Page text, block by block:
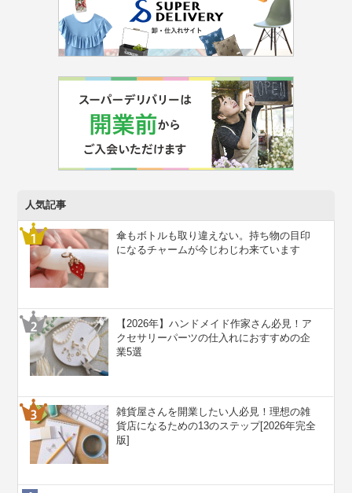
人気記事
傘もボトルも取り違えない。持ち物の目印
になるチャームが今じわじわ来ています
【2026年】ハンドメイド作家さん必見！ア
クセサリーパーツの仕入れにおすすめの企
業5選
雑貨屋さんを開業したい人必見！理想の雑
貨店になるための13のステップ[2026年完全
版]